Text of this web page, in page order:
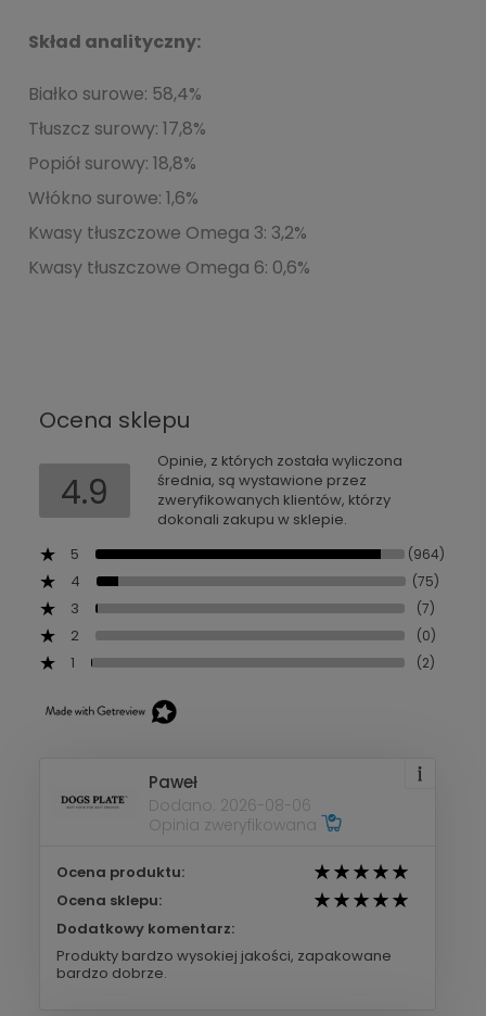
Skład analityczny:
Białko surowe: 58,4%
Tłuszcz surowy: 17,8%
Popiół surowy: 18,8%
Włókno surowe: 1,6%
Kwasy tłuszczowe Omega 3: 3,2%
Kwasy tłuszczowe Omega 6: 0,6%
Ocena sklepu
4.9
Opinie, z których została wyliczona
średnia, są wystawione przez
zweryfikowanych klientów, którzy
dokonali zakupu w sklepie.
5
(964)
4 (75)
3 (7)
2 (0)
1 (2)
Paweł
Dodano: 2026-08-06
Opinia zweryfikowana
Ocena produktu:
Ocena sklepu:
Dodatkowy komentarz:
Produkty bardzo wysokiej jakości, zapakowane
bardzo dobrze.